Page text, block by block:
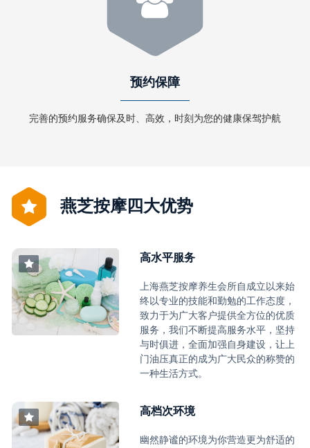
预约保障
完善的预约服务确保及时、高效，时刻为您的健康保驾护航
燕芝按摩四大优势
高水平服务
上海燕芝按摩养生会所自成立以来始
终以专业的技能和勤勉的工作态度，
致力于为广大客户提供全方位的优质
服务，我们不断提高服务水平，坚持
与时俱进，全面加强自身建设，让上
门油压真正的成为广大民众的称赞的
一种生活方式。
高档次环境
幽然静谧的环境为你营造更为舒适的